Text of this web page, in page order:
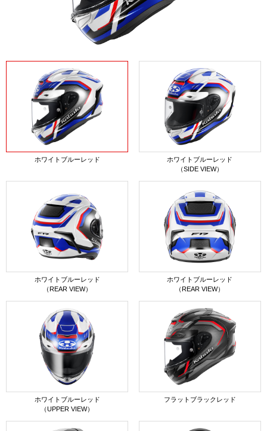
ホワイトブルーレッド
ホワイトブルーレッド
（SIDE VIEW）
ホワイトブルーレッド
（REAR VIEW）
ホワイトブルーレッド
（REAR VIEW）
ホワイトブルーレッド
（UPPER VIEW）
フラットブラックレッド